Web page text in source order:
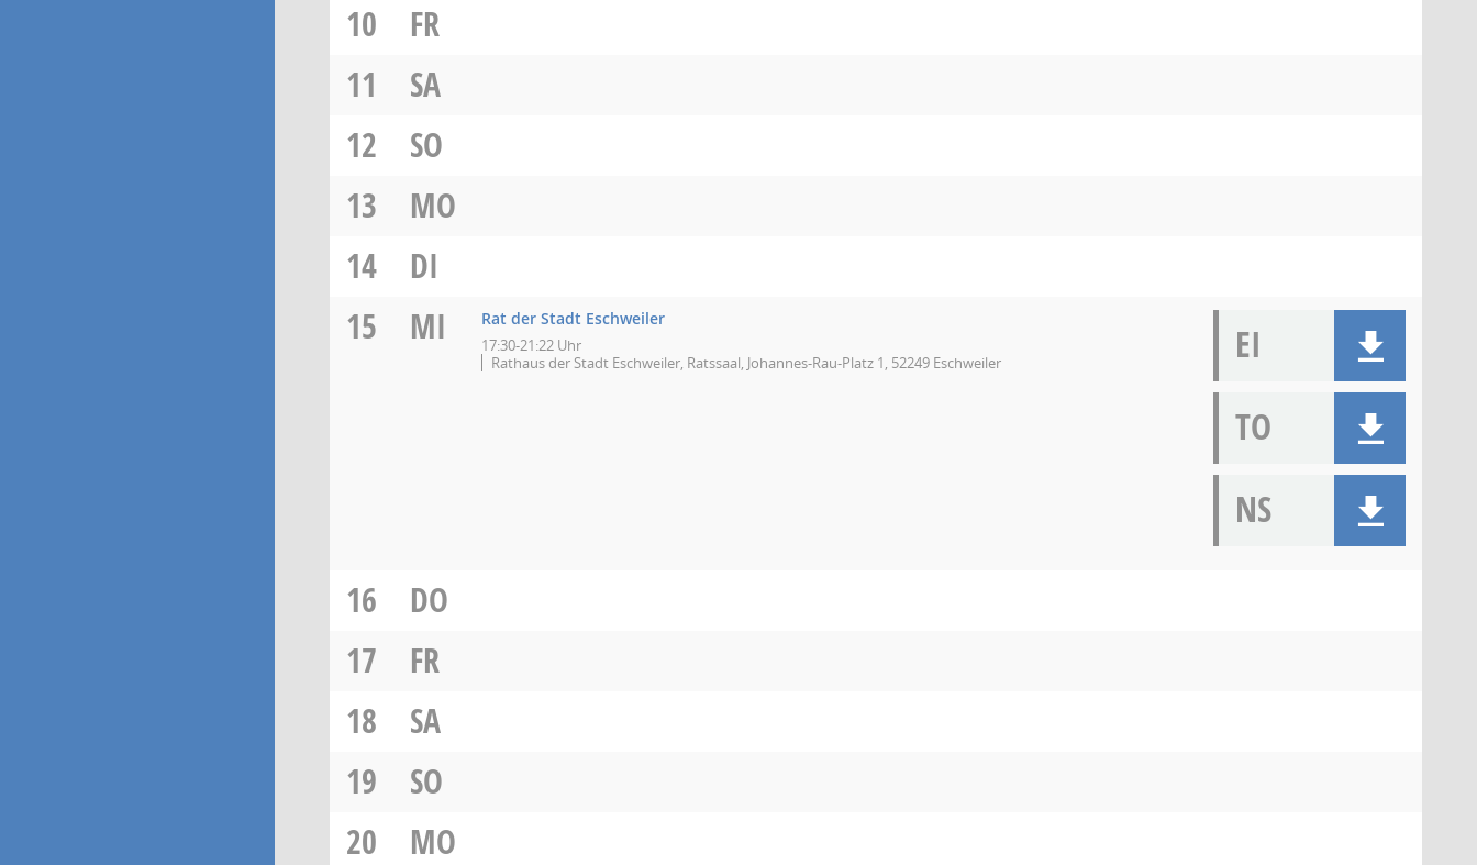
10
FR
11
SA
12
SO
13
MO
14
DI
15
MI Rat der Stadt Eschweiler
17:30-21:22 Uhr
Rathaus der Stadt Eschweiler, Ratssaal, Johannes-Rau-Platz 1, 52249 Eschweiler
EI
TO
NS
16
DO
17
FR
18
SA
19
SO
20
MO